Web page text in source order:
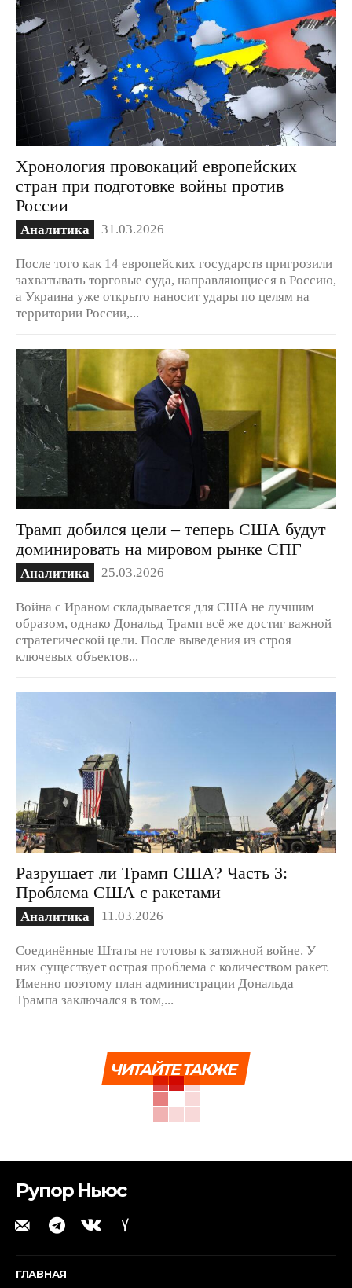
Хронология провокаций европейских
стран при подготовке войны против
России
Аналитика 31.03.2026
После того как 14 европейских государств пригрозили
захватывать торговые суда, направляющиеся в Россию,
а Украина уже открыто наносит удары по целям на
территории России,...
Трамп добился цели – теперь США будут
доминировать на мировом рынке СПГ
Аналитика 25.03.2026
Война с Ираном складывается для США не лучшим
образом, однако Дональд Трамп всё же достиг важной
стратегической цели. После выведения из строя
ключевых объектов...
Разрушает ли Трамп США? Часть 3:
Проблема США с ракетами
Аналитика 11.03.2026
Соединённые Штаты не готовы к затяжной войне. У
них существует острая проблема с количеством ракет.
Именно поэтому план администрации Дональда
Трампа заключался в том,...
ЧИТАЙТЕ ТАКЖЕ
Рупор Ньюс
ГЛАВНАЯ